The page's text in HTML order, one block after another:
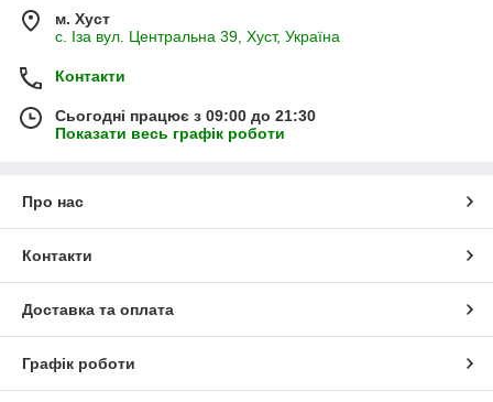
м. Хуст
с. Іза вул. Центральна 39, Хуст, Україна
Контакти
Сьогодні працює з 09:00 до 21:30
Показати весь графік роботи
Про нас
Контакти
Доставка та оплата
Графік роботи